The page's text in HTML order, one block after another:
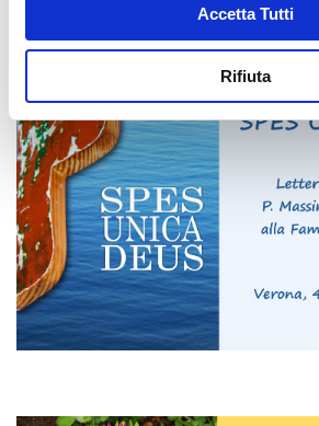
Accetta Tutti
Rifiuta